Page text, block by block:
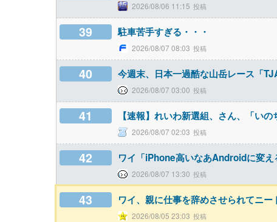
2026/08/06 11:15
39 駐車苦手すぎる・・・
2026/08/07 08:03
40 今週末、日本一過酷な山岳レース「
2026/08/07 03:00
41 【速報】れいわ新選組、さん、「い
2026/08/07 02:03
42 ワイ「iPhone高いなあAndroidに変
2026/08/07 13:30
43 ワイ、親に仕事を辞めさせられてニー
2026/08/05 23:03